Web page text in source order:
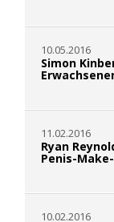
10.05.2016
Simon
11.02.2016
Ryan
Penis-
10.02.2016